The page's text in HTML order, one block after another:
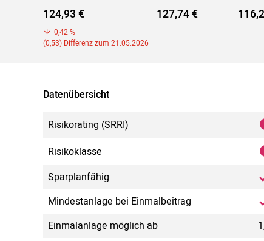
124,93 €
0,42 %
(0,53) Differenz zum 21.05.2026
127,74 €
Datenübersicht
Risikorating (SRRI)
Risikoklasse
Sparplanfähig
Mindestanlage bei Einmalbeitrag
Einmalanlage möglich ab